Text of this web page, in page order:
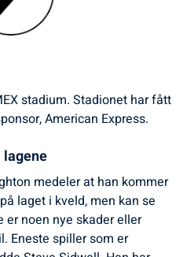
stadium. Stadionet har fått
American Express.
medeler at han kommer
laget i kveld, men kan se
noen nye skader eller
Eneste spiller som er